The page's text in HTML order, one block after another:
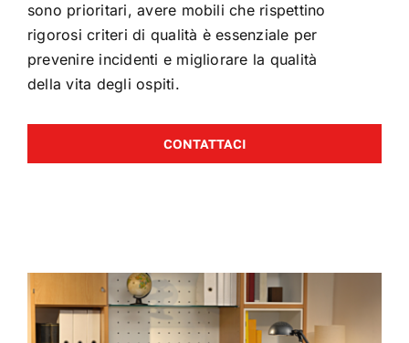
sono prioritari, avere mobili che rispettino
rigorosi criteri di qualità è essenziale per
prevenire incidenti e migliorare la qualità
della vita degli ospiti.
CONTATTACI